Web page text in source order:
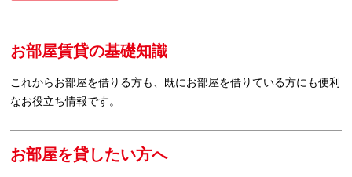
お部屋賃貸の基礎知識
これからお部屋を借りる方も、既にお部屋を借りている方にも便利
なお役立ち情報です。
お部屋を貸したい方へ